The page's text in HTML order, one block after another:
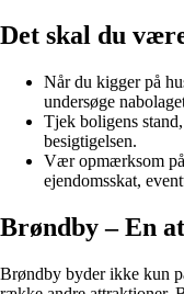
Det skal du
Når du kigger på
undersøge
Tjek boligens
besigtigelsen.
Vær opmærksom på
ejendomsskat,
Brøndby – En
Brøndby byder ikke kun